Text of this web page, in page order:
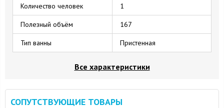
Количество человек 1
Полезный объём 167
Тип ванны Пристенная
Все характеристики
СОПУТСТВУЮЩИЕ ТОВАРЫ